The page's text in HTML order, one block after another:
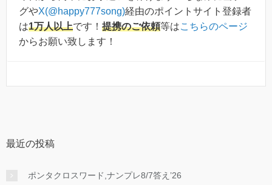
グやX(@happy777song)経由のポイントサイト登録者
は1万人以上です！ 提携のご依頼等はこちらのページ
からお願い致します！
最近の投稿
ポンタクロスワード,ナンプレ8/7答え’26